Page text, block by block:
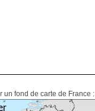
fond de carte de France :